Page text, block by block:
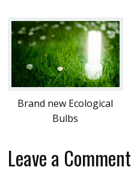
Brand new Ecological
Bulbs
Leave a Comment